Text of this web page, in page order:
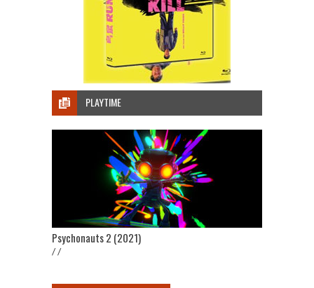
PLAYTIME
Psychonauts 2 (2021)
/ /